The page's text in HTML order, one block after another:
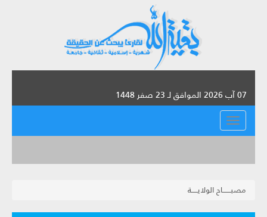
07 آب 2026 الموافق لـ 23 صفر 1448
القائمة
مصبـــــــاح الولايـــــة